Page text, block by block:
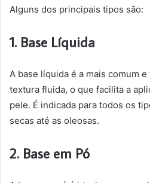
Alguns dos principais tipos são:
1. Base Líquida
A base líquida é a mais comum
textura fluida, o que facilita a
pele. É indicada para todos os
secas até as oleosas.
2. Base em Pó